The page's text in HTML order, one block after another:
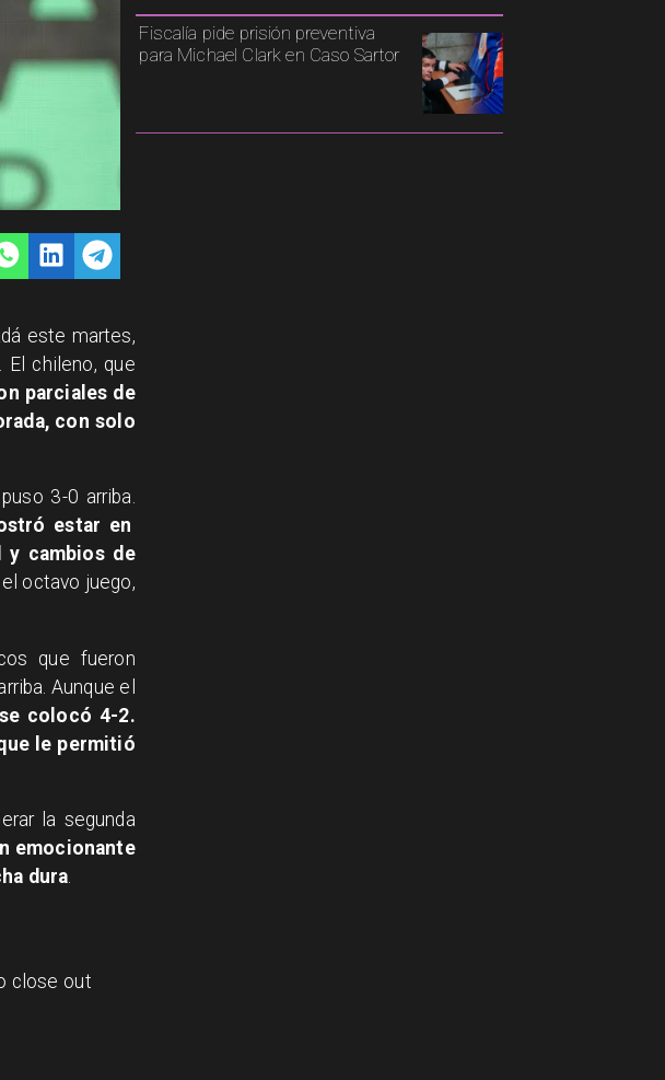
Fiscalía pide prisión preventiva
para Michael Clark en Caso Sartor
este martes,
El chileno, que
parciales de
con solo
3-0 arriba.
estar en
y cambios de
octavo juego,
que fueron
Aunque el
colocó 4-2.
le permitió
la segunda
emocionante
dura.
close out